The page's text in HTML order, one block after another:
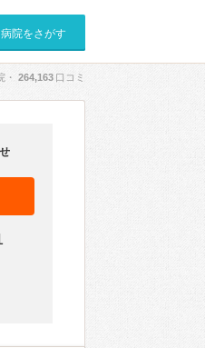
病院をさがす
・ 264,163 口コミ